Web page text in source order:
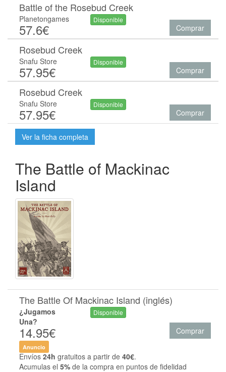
Battle of the Rosebud Creek
Planetongames
57.6€
Disponible
Comprar
Rosebud Creek
Snafu Store
57.95€
Disponible
Comprar
Rosebud Creek
Snafu Store
57.95€
Disponible
Comprar
Ver la ficha completa
The Battle of Mackinac
Island
The Battle Of Mackinac Island (inglés)
¿Jugamos
Una?
14.95€
Disponible
Comprar
Anuncio
Envíos 24h gratuitos a partir de 40€.
Acumulas el 5% de la compra en puntos de fidelidad